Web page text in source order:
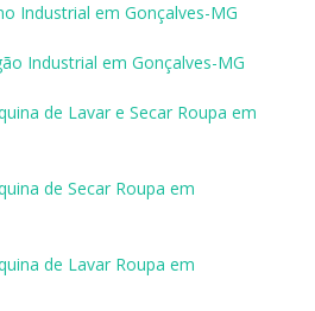
Industrial em Gonçalves-MG
Industrial em Gonçalves-MG
de Lavar e Secar Roupa em
de Secar Roupa em
de Lavar Roupa em